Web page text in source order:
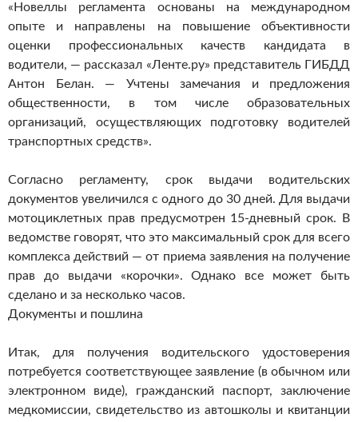
«Новеллы регламента основаны на международном
опыте и направлены на повышение объективности
оценки профессиональных качеств кандидата в
водители, — рассказал «Ленте.ру» представитель ГИБДД
Антон Белан. — Учтены замечания и предложения
общественности, в том числе образовательных
организаций, осуществляющих подготовку водителей
транспортных средств».
Согласно регламенту, срок выдачи водительских
документов увеличился с одного до 30 дней. Для выдачи
мотоциклетных прав предусмотрен 15-дневный срок. В
ведомстве говорят, что это максимальный срок для всего
комплекса действий — от приема заявления на получение
прав до выдачи «корочки». Однако все может быть
сделано и за несколько часов.
Документы и пошлина
Итак, для получения водительского удостоверения
потребуется соответствующее заявление (в обычном или
электронном виде), гражданский паспорт, заключение
медкомиссии, свидетельство из автошколы и квитанции